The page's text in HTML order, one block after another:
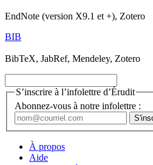
EndNote (version X9.1 et +), Zotero
BIB
BibTeX, JabRef, Mendeley, Zotero
S’inscrire à l’infolettre d’Érudit
Abonnez-vous à notre infolettre :
À propos
Aide